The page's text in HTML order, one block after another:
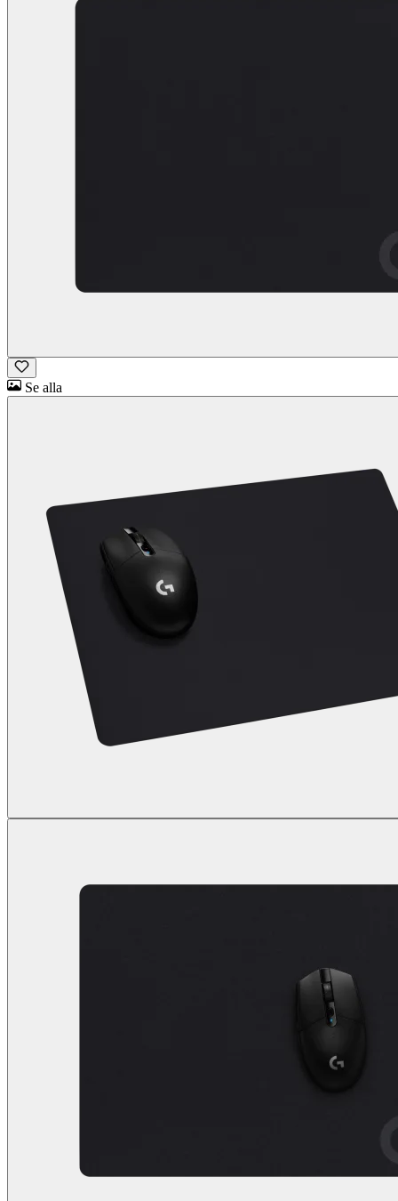
Se alla